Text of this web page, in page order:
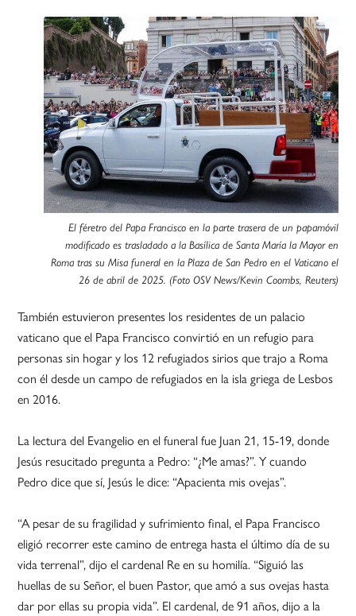
El féretro del Papa Francisco en la parte trasera de un papamóvil
modificado es trasladado a la Basílica de Santa María la Mayor en
Roma tras su Misa funeral en la Plaza de San Pedro en el Vaticano el
26 de abril de 2025. (Foto OSV News/Kevin Coombs, Reuters)
También estuvieron presentes los residentes de un palacio
vaticano que el Papa Francisco convirtió en un refugio para
personas sin hogar y los 12 refugiados sirios que trajo a Roma
con él desde un campo de refugiados en la isla griega de Lesbos
en 2016.
La lectura del Evangelio en el funeral fue Juan 21, 15-19, donde
Jesús resucitado pregunta a Pedro: “¿Me amas?”. Y cuando
Pedro dice que sí, Jesús le dice: “Apacienta mis ovejas”.
“A pesar de su fragilidad y sufrimiento final, el Papa Francisco
eligió recorrer este camino de entrega hasta el último día de su
vida terrenal”, dijo el cardenal Re en su homilía. “Siguió las
huellas de su Señor, el buen Pastor, que amó a sus ovejas hasta
dar por ellas su propia vida”. El cardenal, de 91 años, dijo a la